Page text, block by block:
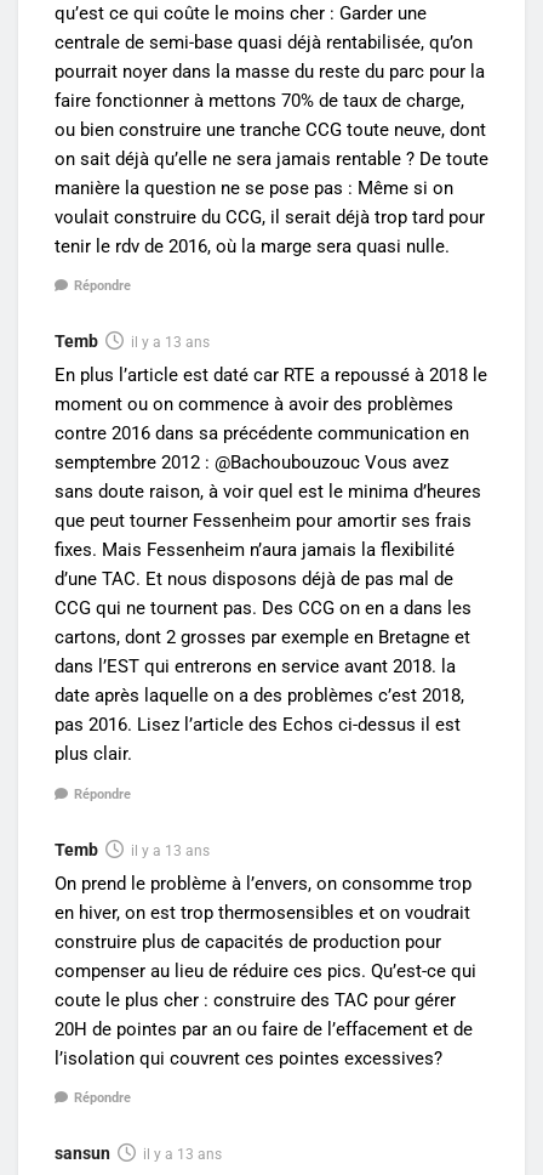
qu’est ce qui coûte le moins cher : Garder une
centrale de semi-base quasi déjà rentabilisée, qu’on
pourrait noyer dans la masse du reste du parc pour la
faire fonctionner à mettons 70% de taux de charge,
ou bien construire une tranche CCG toute neuve, dont
on sait déjà qu’elle ne sera jamais rentable ? De toute
manière la question ne se pose pas : Même si on
voulait construire du CCG, il serait déjà trop tard pour
tenir le rdv de 2016, où la marge sera quasi nulle.
Répondre
Temb il y a 13 ans
En plus l’article est daté car RTE a repoussé à 2018 le
moment ou on commence à avoir des problèmes
contre 2016 dans sa précédente communication en
semptembre 2012 : @Bachoubouzouc Vous avez
sans doute raison, à voir quel est le minima d’heures
que peut tourner Fessenheim pour amortir ses frais
fixes. Mais Fessenheim n’aura jamais la flexibilité
d’une TAC. Et nous disposons déjà de pas mal de
CCG qui ne tournent pas. Des CCG on en a dans les
cartons, dont 2 grosses par exemple en Bretagne et
dans l’EST qui entrerons en service avant 2018. la
date après laquelle on a des problèmes c’est 2018,
pas 2016. Lisez l’article des Echos ci-dessus il est
plus clair.
Répondre
Temb il y a 13 ans
On prend le problème à l’envers, on consomme trop
en hiver, on est trop thermosensibles et on voudrait
construire plus de capacités de production pour
compenser au lieu de réduire ces pics. Qu’est-ce qui
coute le plus cher : construire des TAC pour gérer
20H de pointes par an ou faire de l’effacement et de
l’isolation qui couvrent ces pointes excessives?
Répondre
sansun il y a 13 ans